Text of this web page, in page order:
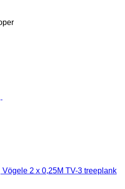
Vögele 2 x 0,25M TV-3 treeplank